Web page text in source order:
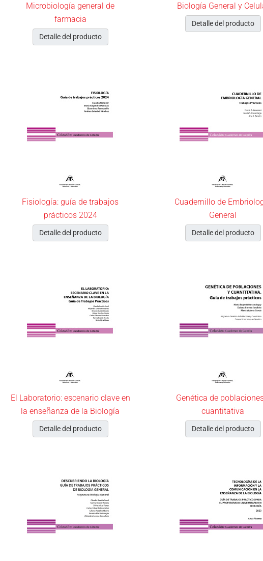
Microbiología general de
farmacia
Detalle del producto
Biología General y
Detalle del producto
Fisiología: guía de trabajos
prácticos 2024
Detalle del producto
Cuadernillo de
General
Detalle del producto
El Laboratorio: escenario clave en
la enseñanza de la Biología
Detalle del producto
Genética de
cuantitativa
Detalle del producto